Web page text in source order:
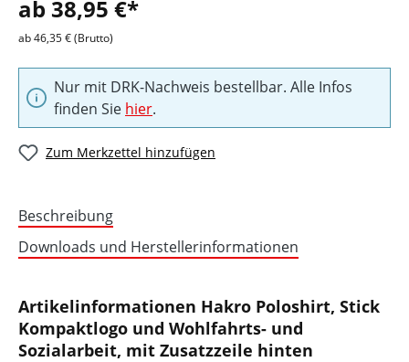
ab 38,95 €*
ab 46,35 € (Brutto)
Nur mit DRK-Nachweis bestellbar. Alle Infos
finden Sie hier.
Zum Merkzettel hinzufügen
Beschreibung
Downloads und Herstellerinformationen
Artikelinformationen Hakro Poloshirt, Stick
Kompaktlogo und Wohlfahrts- und
Sozialarbeit, mit Zusatzzeile hinten